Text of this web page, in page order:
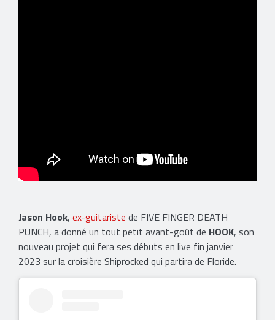
Jason Hook, ex-guitariste de FIVE FINGER DEATH
PUNCH, a donné un tout petit avant-goût de HOOK, son
nouveau projet qui fera ses débuts en live fin janvier
2023 sur la croisière Shiprocked qui partira de Floride.